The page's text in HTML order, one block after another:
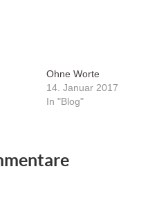
Ohne Worte
14. Januar 2017
In "Blog"